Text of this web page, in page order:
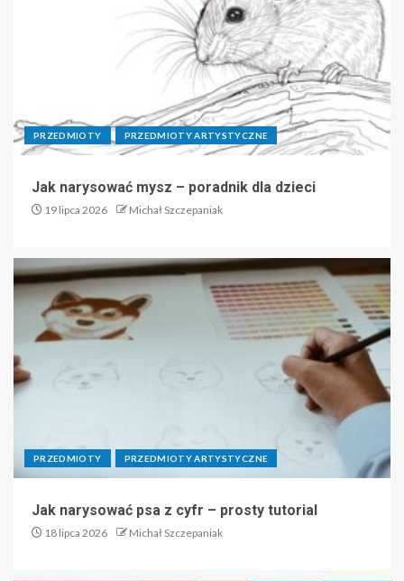
PRZEDMIOTY PRZEDMIOTY ARTYSTYCZNE
Jak narysować mysz – poradnik dla dzieci
19 lipca 2026 Michał Szczepaniak
PRZEDMIOTY PRZEDMIOTY ARTYSTYCZNE
Jak narysować psa z cyfr – prosty tutorial
18 lipca 2026 Michał Szczepaniak